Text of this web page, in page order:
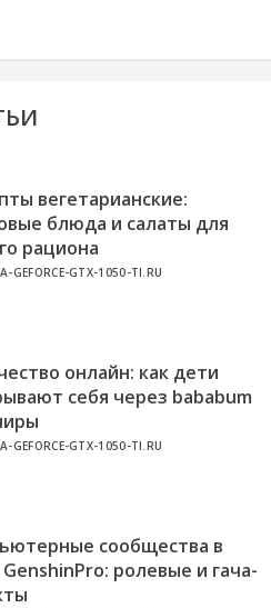
вегетарианские:
блюда и салаты для
рациона
GEFORCE-GTX-1050-TI.RU
онлайн: как дети
себя через bababum
GEFORCE-GTX-1050-TI.RU
сообщества в
ролевые и гача-